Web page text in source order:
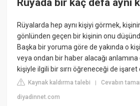
Rüyada bir kaç defa aynı
Rüyalarda hep aynı kişiyi görmek,
gönlünden geçen bir kişinin onu
Başka bir yoruma göre de yakında o
veya ondan bir haber alacağı anlamına
kişiyle ilgili bir sırrı öğreneceği de
Kaynak kaldırma talebi |Cevabın
diyadinnet.com